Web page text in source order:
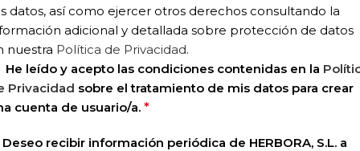
datos, así como ejercer otros derechos consultando la
adicional y detallada sobre protección de datos
nuestra Política de Privacidad.
He leído y acepto las condiciones contenidas en la
Privacidad sobre el tratamiento de mis datos para crear
cuenta de usuario/a. *
Deseo recibir información periódica de HERBORA, S.L. a